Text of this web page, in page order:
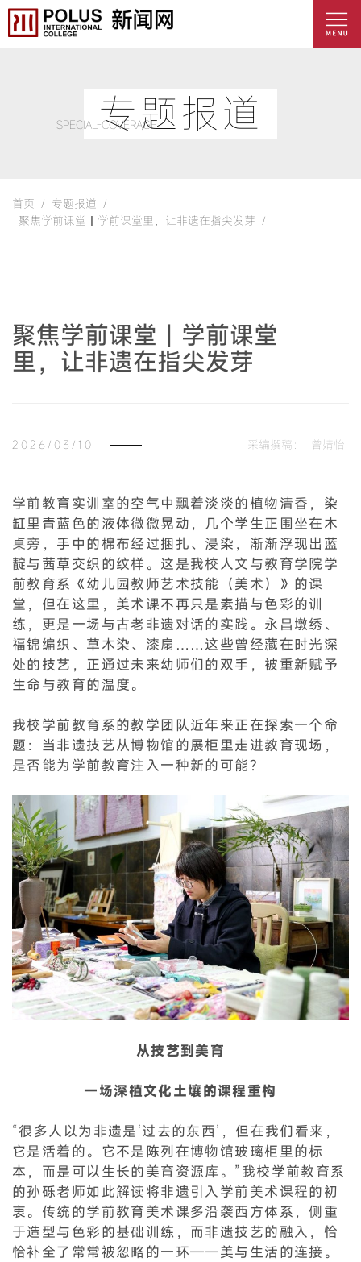
SPECIAL-COVERAGE
专题报道
首页 / 专题报道 /
聚焦学前课堂丨学前课堂里，让非遗在指尖发芽 /
聚焦学前课堂丨学前课堂
里，让非遗在指尖发芽
2026/03/10 采编撰稿： 曾婧怡
学前教育实训室的空气中飘着淡淡的植物清香，染
缸里青蓝色的液体微微晃动，几个学生正围坐在木
桌旁，手中的棉布经过捆扎、浸染，渐渐浮现出蓝
靛与茜草交织的纹样。这是我校人文与教育学院学
前教育系《幼儿园教师艺术技能（美术）》的课
堂，但在这里，美术课不再只是素描与色彩的训
练，更是一场与古老非遗对话的实践。永昌墩绣、
福锦编织、草木染、漆扇……这些曾经藏在时光深
处的技艺，正通过未来幼师们的双手，被重新赋予
生命与教育的温度。
我校学前教育系的教学团队近年来正在探索一个命
题：当非遗技艺从博物馆的展柜里走进教育现场，
是否能为学前教育注入一种新的可能？
从技艺到美育
一场深植文化土壤的课程重构
“很多人以为非遗是‘过去的东西’，但在我们看来，
它是活着的。它不是陈列在博物馆玻璃柜里的标
本，而是可以生长的美育资源库。”我校学前教育系
的孙砾老师如此解读将非遗引入学前美术课程的初
衷。传统的学前教育美术课多沿袭西方体系，侧重
于造型与色彩的基础训练，而非遗技艺的融入，恰
恰补全了常常被忽略的一环——美与生活的连接。